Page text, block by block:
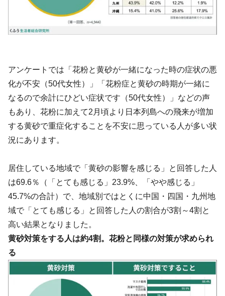
アンケートでは「花粉と黄砂が一緒になった時の症状の悪
化が不安（50代女性）」「花粉症と黄砂の時期が一緒に
なるので余計にひどい症状です（50代女性）」などの声
もあり、花粉に加えて2月頃より日本列島への飛来が増加
する黄砂で重症化することを不安に思っている人が多い状
況にあります。
居住している地域で「黄砂の影響を感じる」と回答した人
は69.6％（「とても感じる」23.9%、「やや感じる」
45.7%の合計）で、地域別ではとくに中国・四国・九州地
域で「とても感じる」と回答した人の割合が3割～4割と
高い結果となりました。
黄砂対策をする人は約4割。花粉と同様の対策が求められ
る